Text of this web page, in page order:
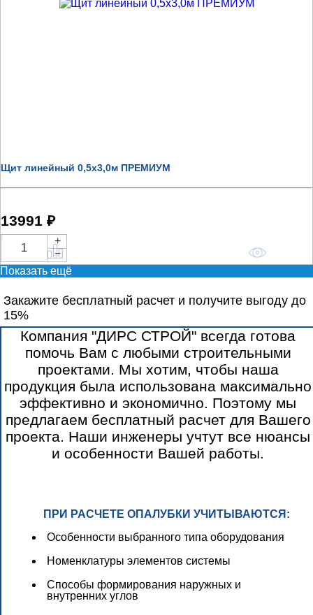
Щит линейный 0,5х3,0м ПРЕМИУМ
13991 ₽
+
−
Показать ещё
Закажите бесплатный расчет и получите выгоду до
15%
Компания "ДИРС СТРОЙ" всегда готова
помочь Вам с любыми строительными
проектами. Мы хотим, чтобы наша
продукция была использована максимально
эффективно и экономично. Поэтому мы
предлагаем бесплатный расчет для Вашего
проекта. Наши инженеры учтут все нюансы
и особенности Вашей работы.
ПРИ РАСЧЕТЕ ОПАЛУБКИ УЧИТЫВАЮТСЯ:
Особенности выбранного типа оборудования
Номенклатуры элементов системы
Способы формирования наружных и
внутренних углов